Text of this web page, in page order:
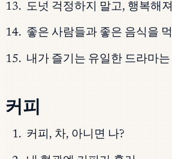
도넛 걱정하지 말고, 행복해
좋은 사람들과 좋은 음식을
내가 즐기는 유일한 드라마
커피
커피, 차, 아니면 나?